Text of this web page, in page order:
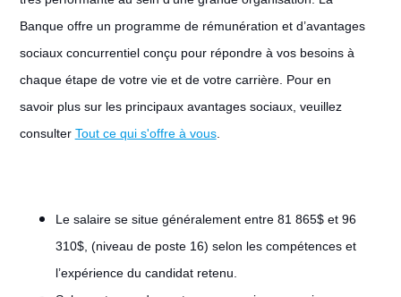
Banque offre un programme de rémunération et d’avantages
sociaux concurrentiel conçu pour répondre à vos besoins à
chaque étape de votre vie et de votre carrière. Pour en
savoir plus sur les principaux avantages sociaux, veuillez
consulter Tout ce qui s'offre à vous.
Le salaire se situe généralement entre 81 865$ et 96
310$, (niveau de poste 16) selon les compétences et
l’expérience du candidat retenu.